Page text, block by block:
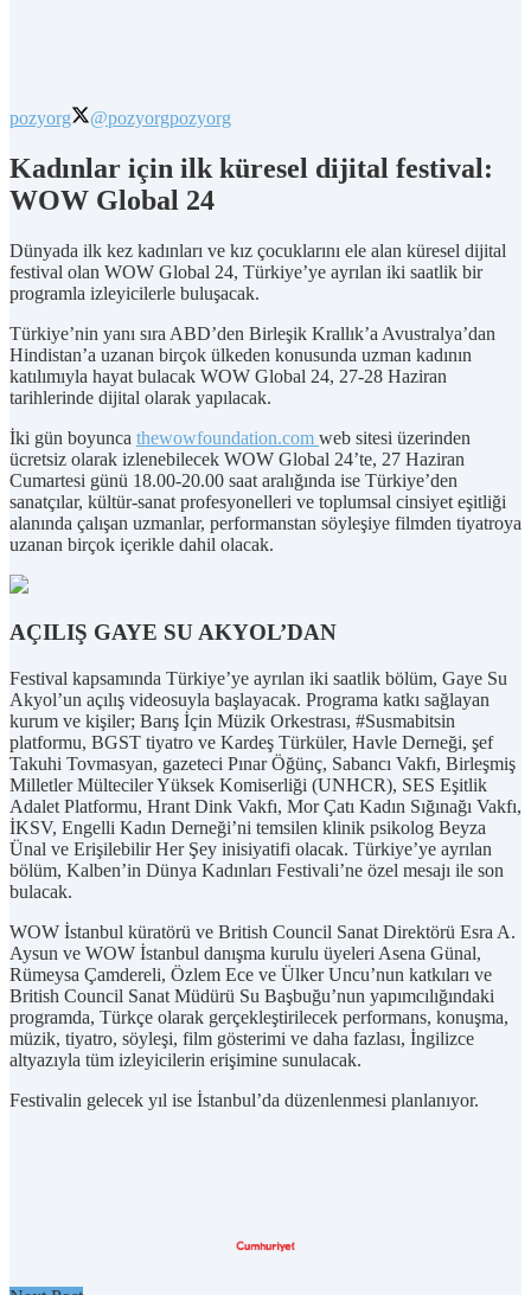
pozyorg @pozyorgpozyorg
Kadınlar için ilk küresel dijital festival:
WOW Global 24
Dünyada ilk kez kadınları ve kız çocuklarını ele alan küresel dijital
festival olan WOW Global 24, Türkiye’ye ayrılan iki saatlik bir
programla izleyicilerle buluşacak.
Türkiye’nin yanı sıra ABD’den Birleşik Krallık’a Avustralya’dan
Hindistan’a uzanan birçok ülkeden konusunda uzman kadının
katılımıyla hayat bulacak WOW Global 24, 27-28 Haziran
tarihlerinde dijital olarak yapılacak.
İki gün boyunca thewowfoundation.com web sitesi üzerinden
ücretsiz olarak izlenebilecek WOW Global 24’te, 27 Haziran
Cumartesi günü 18.00-20.00 saat aralığında ise Türkiye’den
sanatçılar, kültür-sanat profesyonelleri ve toplumsal cinsiyet eşitliği
alanında çalışan uzmanlar, performanstan söyleşiye filmden tiyatroya
uzanan birçok içerikle dahil olacak.
AÇILIŞ GAYE SU AKYOL’DAN
Festival kapsamında Türkiye’ye ayrılan iki saatlik bölüm, Gaye Su
Akyol’un açılış videosuyla başlayacak. Programa katkı sağlayan
kurum ve kişiler; Barış İçin Müzik Orkestrası, #Susmabitsin
platformu, BGST tiyatro ve Kardeş Türküler, Havle Derneği, şef
Takuhi Tovmasyan, gazeteci Pınar Öğünç, Sabancı Vakfı, Birleşmiş
Milletler Mülteciler Yüksek Komiserliği (UNHCR), SES Eşitlik
Adalet Platformu, Hrant Dink Vakfı, Mor Çatı Kadın Sığınağı Vakfı,
İKSV, Engelli Kadın Derneği’ni temsilen klinik psikolog Beyza
Ünal ve Erişilebilir Her Şey inisiyatifi olacak. Türkiye’ye ayrılan
bölüm, Kalben’in Dünya Kadınları Festivali’ne özel mesajı ile son
bulacak.
WOW İstanbul küratörü ve British Council Sanat Direktörü Esra A.
Aysun ve WOW İstanbul danışma kurulu üyeleri Asena Günal,
Rümeysa Çamdereli, Özlem Ece ve Ülker Uncu’nun katkıları ve
British Council Sanat Müdürü Su Başbuğu’nun yapımcılığındaki
programda, Türkçe olarak gerçekleştirilecek performans, konuşma,
müzik, tiyatro, söyleşi, film gösterimi ve daha fazlası, İngilizce
altyazıyla tüm izleyicilerin erişimine sunulacak.
Festivalin gelecek yıl ise İstanbul’da düzenlenmesi planlanıyor.